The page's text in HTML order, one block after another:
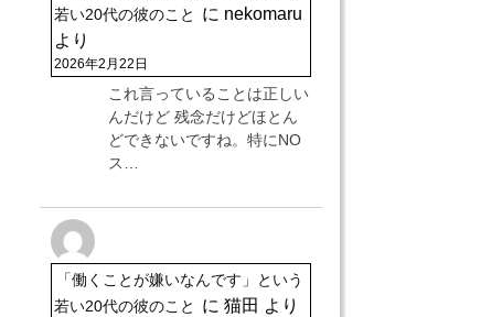
若い20代の彼のこと
に nekomaru
より
2026年2月22日
これ言っていることは正しい
んだけど 残念だけどほとん
どできないですね。特にNO
ス…
「働くことが嫌いなんです」という
若い20代の彼のこと
に 猫田 より